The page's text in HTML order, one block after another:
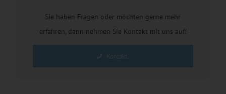
Sie haben Fragen oder möchten gerne mehr
erfahren, dann nehmen Sie Kontakt mit uns auf!
Kontakt